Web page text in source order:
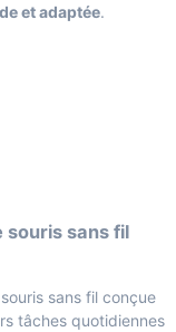
et adaptée.
souris sans fil
sans fil conçue
tâches quotidiennes